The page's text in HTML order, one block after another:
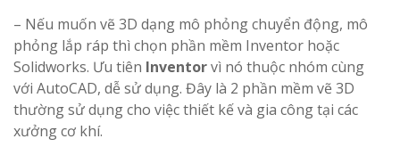
– Nếu muốn vẽ 3D dạng mô phỏng chuyển động, mô
phỏng lắp ráp thì chọn phần mềm Inventor hoặc
Solidworks. Ưu tiên Inventorvì nó thuộc nhóm cùng
với AutoCAD, dễ sử dụng. Đây là 2 phần mềm vẽ 3D
thường sử dụng cho việc thiết kế và gia công tại các
xưởng cơ khí.